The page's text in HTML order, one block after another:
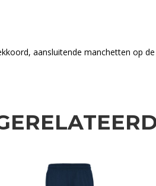
aansluitende manchetten op